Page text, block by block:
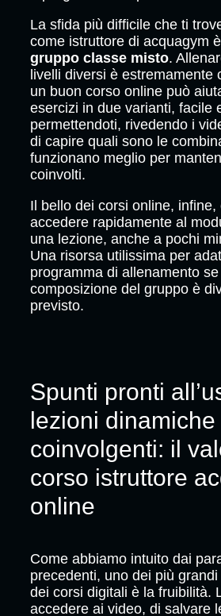
La sfida più difficile che ti
come istruttore di acquagym
gruppo classe misto.
livelli diversi è estremamente
un buon corso online può
esercizi in due varianti, facile
permettendoti, rivedendo i
di capire quali sono le
funzionano meglio per
coinvolti.
Il bello dei corsi online, infine,
accedere rapidamente al
una lezione, anche a pochi
Una risorsa utilissima per
programma di allenamento
composizione del gruppo è
previsto.
Spunti pronti
lezioni dinamiche
coinvolgenti: il
corso istruttore
online
Come abbiamo intuito dai
precedenti, uno dei più
dei corsi digitali è la fruibilità.
accedere ai video, di salvare